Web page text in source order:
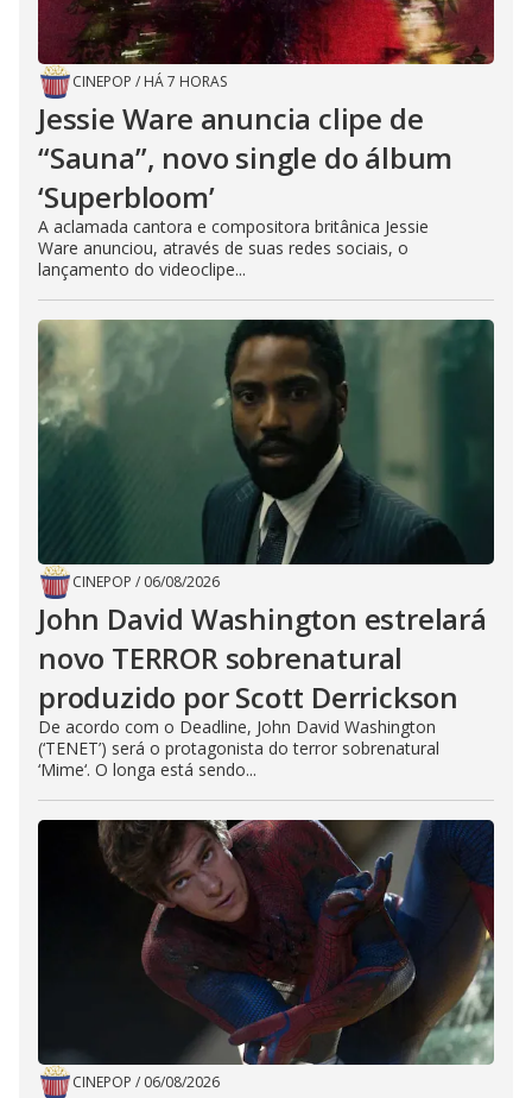
CINEPOP / HÁ 7 HORAS
Jessie Ware anuncia clipe de
“Sauna”, novo single do álbum
‘Superbloom’
A aclamada cantora e compositora britânica Jessie
Ware anunciou, através de suas redes sociais, o
lançamento do videoclipe...
CINEPOP / 06/08/2026
John David Washington estrelará
novo TERROR sobrenatural
produzido por Scott Derrickson
De acordo com o Deadline, John David Washington
(‘TENET’) será o protagonista do terror sobrenatural
‘Mime‘. O longa está sendo...
CINEPOP / 06/08/2026